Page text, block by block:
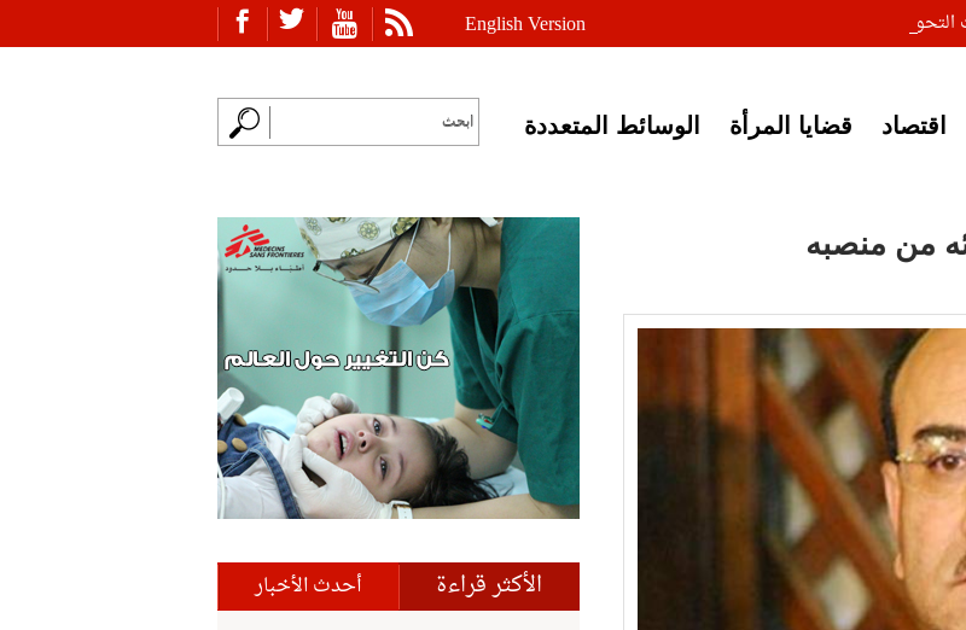
English Version
اقتصاد قضايا المرأة
الوسائط المتعددة
من منصبه
الأكثر قراءة أحدث الأخبار